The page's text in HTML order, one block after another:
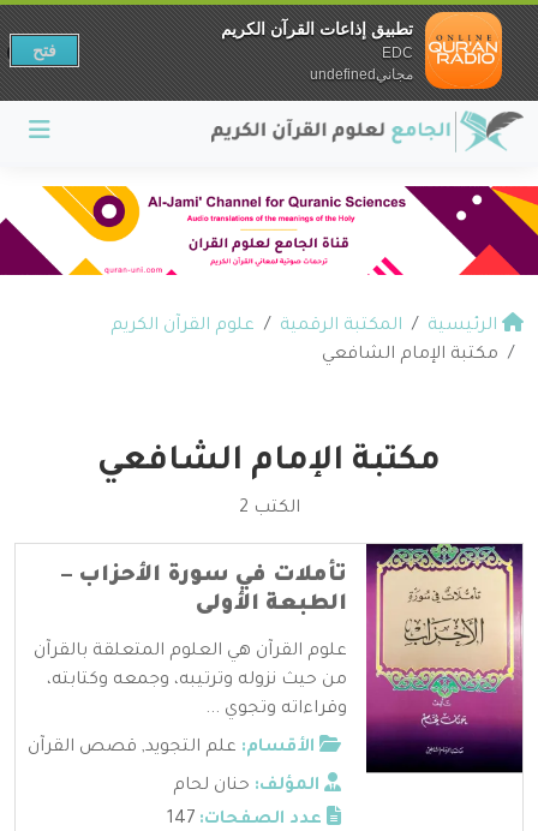
الرئيسية المكتبة الرقمية
علوم القرآن الكريم
مكتبة الإمام الشافعي
مكتبة الإمام الشافعي
الكتب 2
تأملات في سورة الأحزاب –
الطبعة الأولى
علوم القرآن هي العلوم المتعلقة بالقرآن
من حيث نزوله وترتيبه، وجمعه وكتابته،
وقراءاته وتجوي ...
الأقسام: علم التجويد, قصص القرآن
المؤلف: حنان لحام
عدد الصفحات:
تطبيق إذاعات القرآن الكريم
EDC
مجانيundefined
فتح